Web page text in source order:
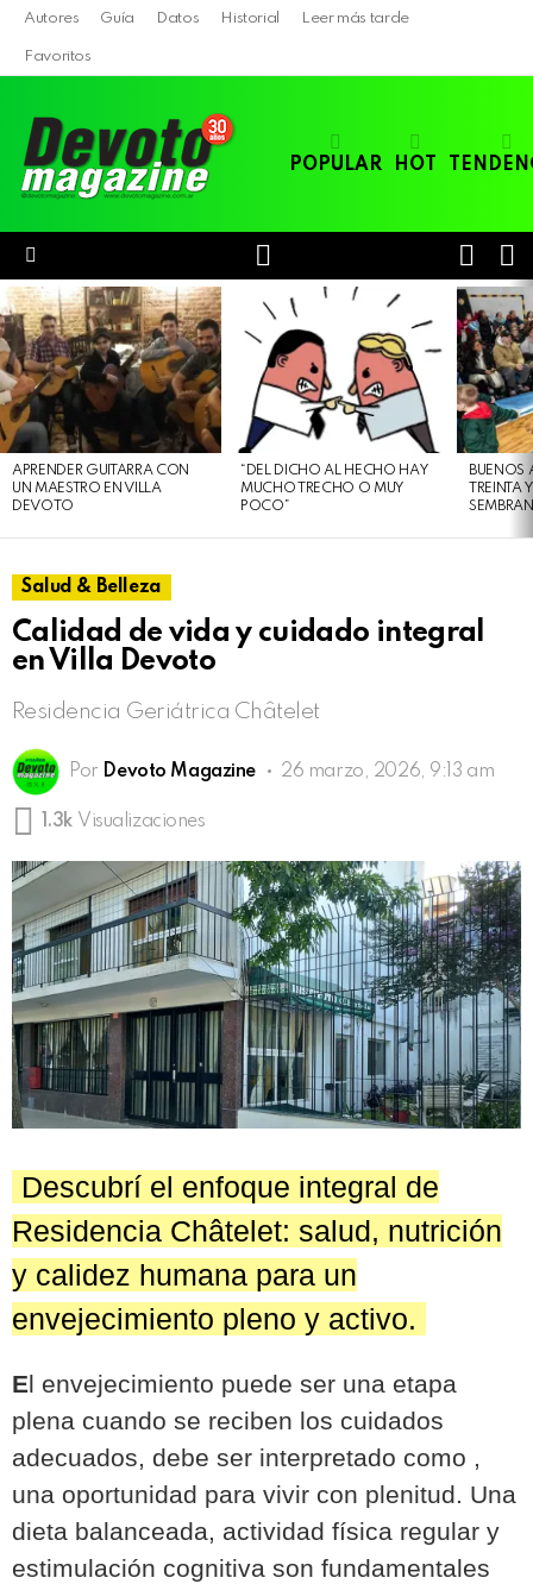
Autores Guía Datos Historial Leer más tarde
Favoritos
POPULAR HOT
SKIN
LATEST
STORIES
APRENDER GUITARRA CON
UN MAESTRO EN VILLA
DEVOTO
“DEL DICHO AL HECHO HAY
MUCHO TRECHO O MUY
POCO”
BUENOS
Salud & Belleza
Calidad de vida y cuidado integral
en Villa Devoto
Residencia Geriátrica Châtelet
Por Devoto Magazine 26 marzo, 2026, 9:13 am
1.3k Visualizaciones
Descubrí el enfoque integral de
Residencia Châtelet: salud, nutrición
y calidez humana para un
envejecimiento pleno y activo.
El envejecimiento puede ser una etapa
plena cuando se reciben los cuidados
adecuados, debe ser interpretado como ,
una oportunidad para vivir con plenitud. Una
dieta balanceada, actividad física regular y
estimulación cognitiva son fundamentales